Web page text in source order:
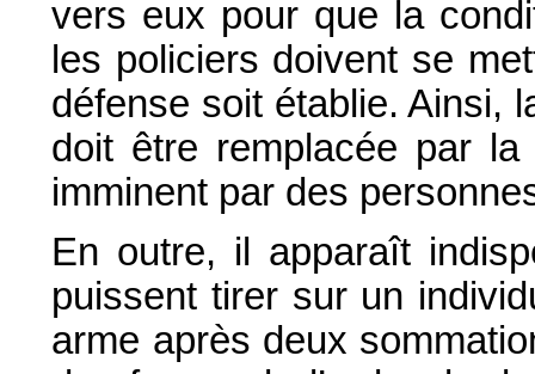
vers eux pour que la
les policiers doivent se
défense soit établie. Ainsi,
doit être remplacée par
imminent par des
En outre, il apparaît
puissent tirer sur un
arme après deux